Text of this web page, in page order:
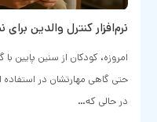
نرم‌افزار کنترل والدین
امروزه، کودکان از سنین پایین
حتی گاهی مهارتشان در استفاده
در حالی که…